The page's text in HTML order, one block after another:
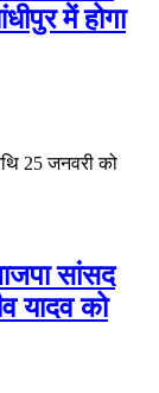
में होगा
25 जनवरी को
सांसद
यादव को